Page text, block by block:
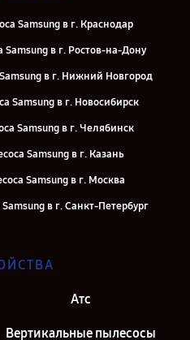
Samsung в г. Краснодар
в г. Ростов-на-Дону
в г. Нижний Новгород
Samsung в г. Новосибирск
Samsung в г. Челябинск
Samsung в г. Казань
Samsung в г. Москва
в г. Санкт-Петербург
Атс
Вертикальные пылесосы